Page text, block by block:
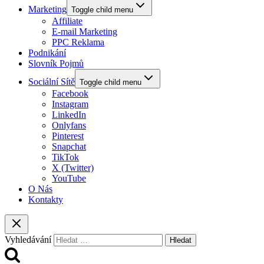
Marketing Toggle child menu
Affiliate
E-mail Marketing
PPC Reklama
Podnikání
Slovník Pojmů
Sociální Sítě Toggle child menu
Facebook
Instagram
LinkedIn
Onlyfans
Pinterest
Snapchat
TikTok
X (Twitter)
YouTube
O Nás
Kontakty
Vyhledávání